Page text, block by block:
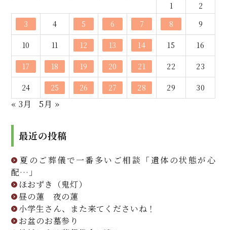
1
2
3
4 5 6 7 8 9
10 11 12 13 14 15 16
17 18 19 20 21 22 23
24 25 26 27 28 29 30
« 3月 5月 »
最近の投稿
夏のご葬儀で一番多いご相談「遺体の状態が心
配…」
ほおずき（鬼灯）
昼の蓮 夜の蓮
小学生さん、また来てくださいね！
お盆のお墓参り